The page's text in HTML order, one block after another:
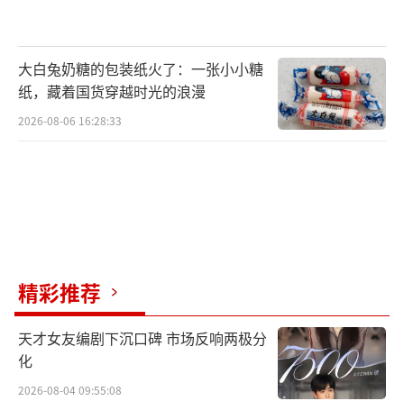
多了。虽然群众围观起来的情绪也仍然很热
烈，但与往常男明星丑闻来说，实在是差得太
远了。冷嘲热讽的有，但咒骂或者愤怒的少之
又少。
目中，就一如既往地暴露了耿直的一面，不
装、不端着，更是眼里不揉沙子。她的人设里
好像从来也不包括端庄温柔的人妻或者充满慈
爱的母亲这些，人们更习惯在作品里见到她。
大白兔奶糖的包装纸火了：一张小小糖
纸，藏着国货穿越时光的浪漫
2026-08-06 16:28:33
精彩推荐
天才女友编剧下沉口碑 市场反响两极分
化
2026-08-04 09:55:08